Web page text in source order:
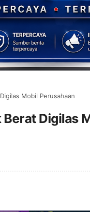
Mobil Perusahaan
Berat Digilas